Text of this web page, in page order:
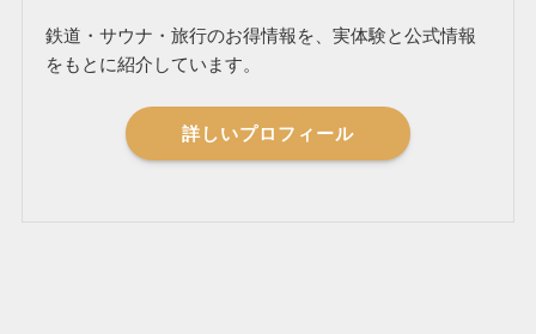
鉄道・サウナ・旅行のお得情報を、実体験と公式情報
をもとに紹介しています。
詳しいプロフィール